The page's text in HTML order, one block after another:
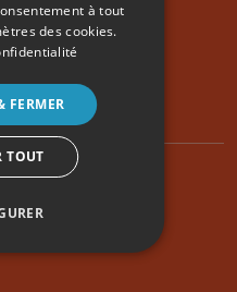
à tout
des cookies.
FERMER
TOUT